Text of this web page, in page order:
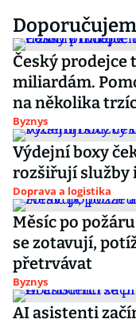
Český
miliardám.
na několika
Byznys
Výdejní boxy
rozšiřují služby
Doprava a logistika
Měsíc po
se zotavují,
přetrvávat
Byznys
AI asistenti